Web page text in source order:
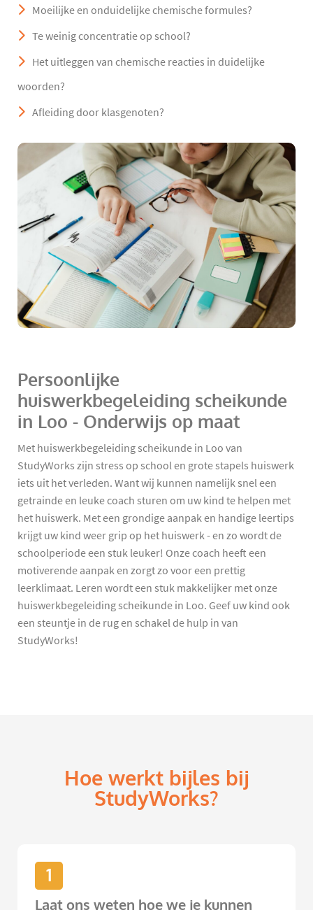
Moeilijke en onduidelijke chemische formules?
Te weinig concentratie op school?
Het uitleggen van chemische reacties in duidelijke
woorden?
Afleiding door klasgenoten?
Persoonlijke
huiswerkbegeleiding scheikunde
in Loo - Onderwijs op maat
Met huiswerkbegeleiding scheikunde in Loo van
StudyWorks zijn stress op school en grote stapels huiswerk
iets uit het verleden. Want wij kunnen namelijk snel een
getrainde en leuke coach sturen om uw kind te helpen met
het huiswerk. Met een grondige aanpak en handige leertips
krijgt uw kind weer grip op het huiswerk - en zo wordt de
schoolperiode een stuk leuker! Onze coach heeft een
motiverende aanpak en zorgt zo voor een prettig
leerklimaat. Leren wordt een stuk makkelijker met onze
huiswerkbegeleiding scheikunde in Loo. Geef uw kind ook
een steuntje in de rug en schakel de hulp in van
StudyWorks!
Hoe werkt bijles bij
StudyWorks?
1
Laat ons weten hoe we je kunnen